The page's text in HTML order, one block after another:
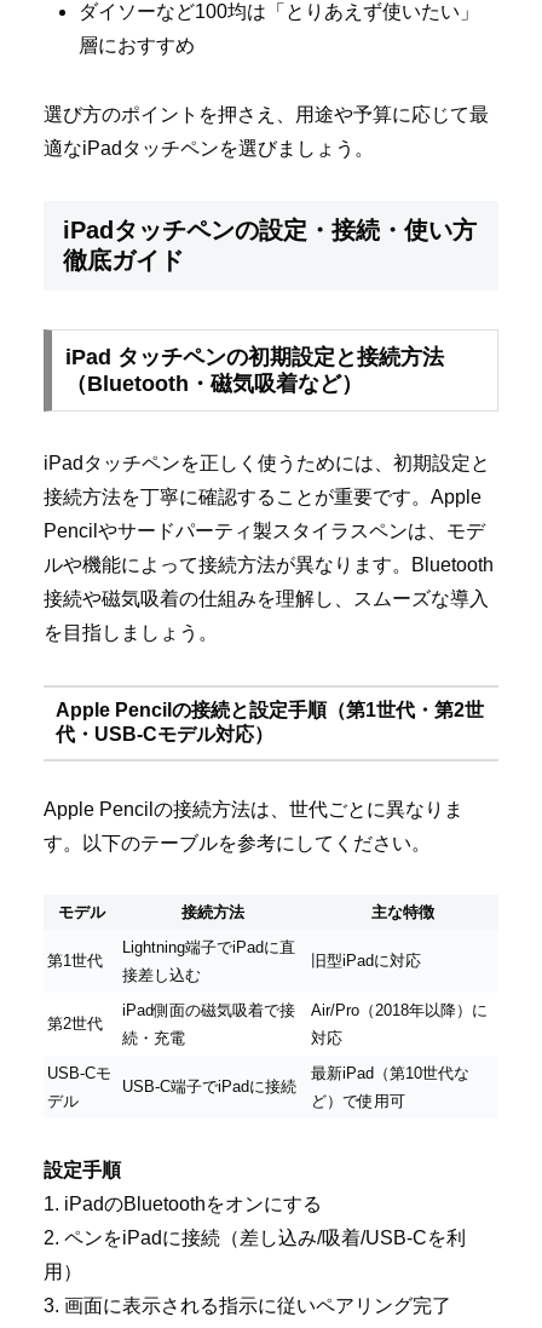
ダイソーなど100均は「とりあえず使いたい」
層におすすめ
選び方のポイントを押さえ、用途や予算に応じて最
適なiPadタッチペンを選びましょう。
iPadタッチペンの設定・接続・使い方
徹底ガイド
iPad タッチペンの初期設定と接続方法
（Bluetooth・磁気吸着など）
iPadタッチペンを正しく使うためには、初期設定と
接続方法を丁寧に確認することが重要です。Apple
Pencilやサードパーティ製スタイラスペンは、モデ
ルや機能によって接続方法が異なります。Bluetooth
接続や磁気吸着の仕組みを理解し、スムーズな導入
を目指しましょう。
Apple Pencilの接続と設定手順（第1世代・第2世
代・USB-Cモデル対応）
Apple Pencilの接続方法は、世代ごとに異なりま
す。以下のテーブルを参考にしてください。
モデル 接続方法 主な特徴
第1世代
Lightning端子でiPadに直
接差し込む
旧型iPadに対応
第2世代
iPad側面の磁気吸着で接
続・充電
Air/Pro（2018年以降）に
対応
USB-Cモ
デル
USB-C端子でiPadに接続
最新iPad（第10世代な
ど）で使用可
設定手順
1. iPadのBluetoothをオンにする
2. ペンをiPadに接続（差し込み/吸着/USB-Cを利
用）
3. 画面に表示される指示に従いペアリング完了